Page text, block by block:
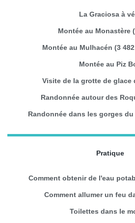
La Graciosa à
Montée au Monastère
Montée au Mulhacén (3
Montée au Piz
Visite de la grotte de glace
Randonnée autour des
Randonnée dans les gorges du
Pratique
Comment obtenir de l'eau
Comment allumer un feu
Toilettes dans le